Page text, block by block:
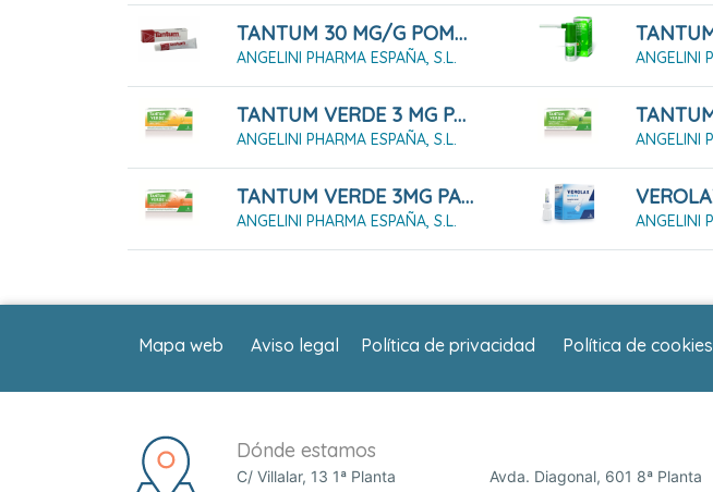
TANTUM 30 MG/G POMADA 50 G
ANGELINI PHARMA ESPAÑA, S.L. ANGELINI
TANTUM VERDE 3 MG PASTILLAS PARA CHUPAR SABOR LIMON, 20 PASTILLAS
ANGELINI PHARMA ESPAÑA, S.L. ANGELINI
TANTUM VERDE 3MG PASTILLAS PARA CHUPAR SABOR NARANJA-MIEL 20 PASTILLAS
ANGELINI PHARMA ESPAÑA, S.L. ANGELINI
Mapa web Aviso legal Política de privacidad Política de cookies
Dónde estamos
C/ Villalar, 13 1ª Planta
Avda. Diagonal, 601 8ª Planta